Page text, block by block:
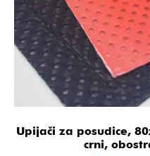
Upijači za posudice,
crni,